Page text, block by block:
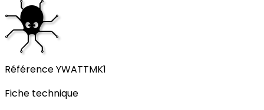
RéférenceYWATTMK1
Fiche technique